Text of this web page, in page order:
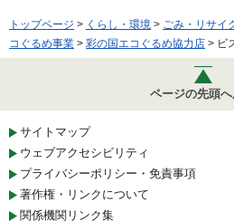
トップページ > くらし・環境 > ごみ・リサイ
コぐるめ事業 > 彩の国エコぐるめ協力店 > ビ
ページの先頭へ
サイトマップ
ウェブアクセシビリティ
プライバシーポリシー・免責事項
著作権・リンクについて
関係機関リンク集